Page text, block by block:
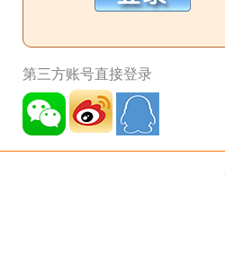
第三方账号直接登录